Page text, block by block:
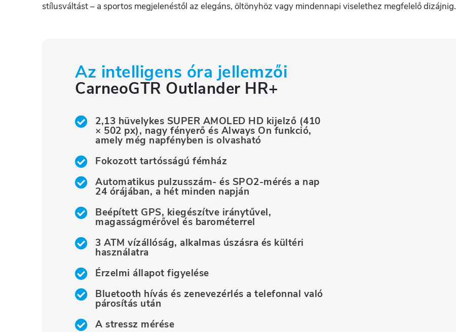
stílusváltást – a sportos megjelenéstől az elegáns, öltönyhöz vagy mindennapi viselethez megfelelő dizájnig.
Az intelligens óra jellemzői
CarneoGTR Outlander HR+
2,13 hüvelykes SUPER AMOLED HD kijelző (410
× 502 px), nagy fényerő és Always On funkció,
amely még napfényben is olvasható
Fokozott tartósságú fémház
Automatikus pulzusszám- és SPO2-mérés a nap
24 órájában, a hét minden napján
Beépített GPS, kiegészítve iránytűvel,
magasságmérővel és barométerrel
3 ATM vízállóság, alkalmas úszásra és kültéri
használatra
Érzelmi állapot figyelése
Bluetooth hívás és zenevezérlés a telefonnal való
párosítás után
A stressz mérése